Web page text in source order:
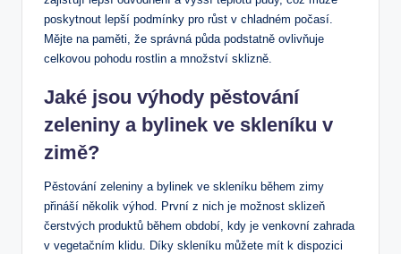
poskytnout lepší podmínky pro růst v chladném počasí.
Mějte na paměti, že správná půda podstatně ovlivňuje
celkovou pohodu rostlin a množství sklizně.
Jaké jsou výhody pěstování
zeleniny a bylinek ve skleníku v
zimě?
Pěstování zeleniny a bylinek ve skleníku během zimy
přináší několik výhod. První z nich je možnost sklizeň
čerstvých produktů během období, kdy je venkovní zahrada
v vegetačním klidu. Díky skleníku můžete mít k dispozici